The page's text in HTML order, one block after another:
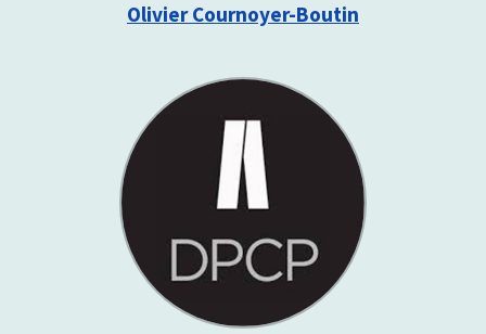
Olivier Cournoyer-Boutin